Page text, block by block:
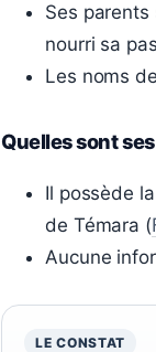
Ses
nourri sa
Les noms
Quelles sont
Il possède
de Témara (
Aucune
LE CONSTAT